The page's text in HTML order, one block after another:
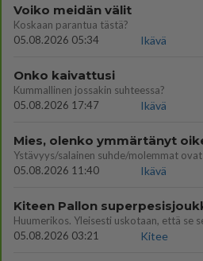
Voiko meidän välit
Koskaan parantua tästä?
05.08.2026 05:34
Ikävä
Onko kaivattusi
Kummallinen jossakin suhteessa?
05.08.2026 17:47
Ikävä
Mies, olenko ymmärtänyt
05.08.2026 11:40
Ikävä
05.08.2026 03:21
Kitee